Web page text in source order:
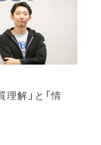
解」と「情